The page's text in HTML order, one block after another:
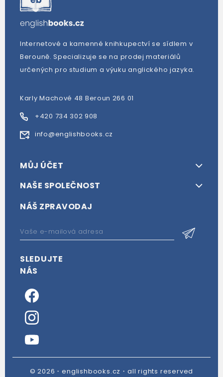
Internetové a kamenné knihkupectví se sídlem v
Berouně. Specializuje se na prodej materiálů
určených pro studium a výuku anglického jazyka.
Karly Machové 48 Beroun 266 01
+420 734 302 908
info@englishbooks.cz
MŮJ ÚČET
NAŠE SPOLEČNOST
NÁŠ ZPRAVODAJ
SLEDUJTE
NÁS
© 2026・englishbooks.cz・all rights reserved